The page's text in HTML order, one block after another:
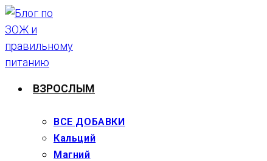
Перейти
к
содержимому
ВЗРОСЛЫМ
ВСЕ ДОБАВКИ
Кальций
Магний